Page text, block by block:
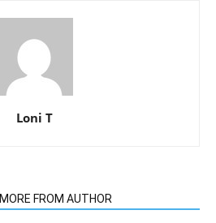
Loni T
MORE FROM AUTHOR